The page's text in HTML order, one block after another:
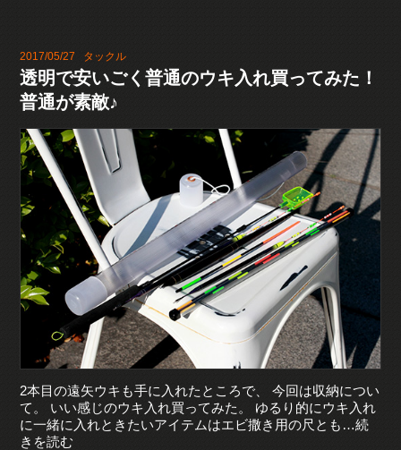
2017/05/27 タックル
透明で安いごく普通のウキ入れ買ってみた！
普通が素敵♪
2本目の遠矢ウキも手に入れたところで、 今回は収納につい
て。 いい感じのウキ入れ買ってみた。 ゆるり的にウキ入れ
に一緒に入れときたいアイテムはエビ撒き用の尺とも…続
きを読む